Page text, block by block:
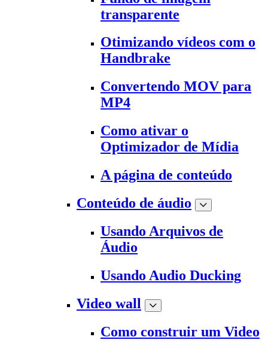
transparente
Otimizando vídeos com o
Handbrake
Convertendo MOV para
MP4
Como ativar o
Optimizador de Mídia
A página de conteúdo
Conteúdo de áudio
Usando Arquivos de
Áudio
Usando Audio Ducking
Video wall
Como construir um Video